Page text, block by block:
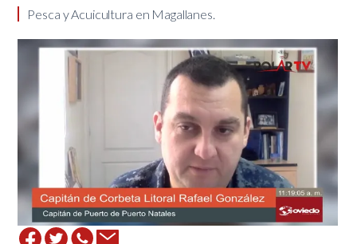
​Pesca y Acuicultura en Magallanes.